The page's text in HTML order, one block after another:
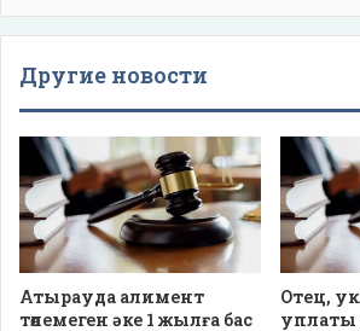
Другие новости
Атырауда алимент
төлемеген әке 1 жылға бас
Отец,
уплаты